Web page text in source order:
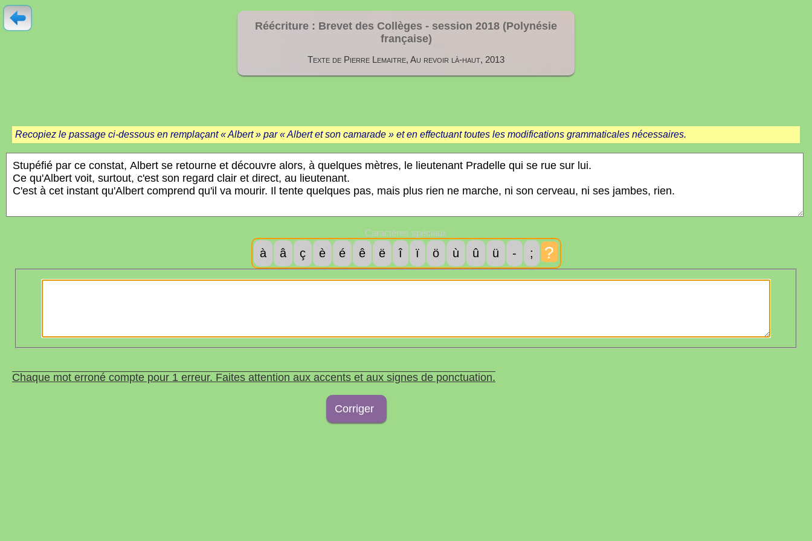
Réécriture : Brevet des Collèges - session 2018 (Polynésie
française)
Texte de Pierre Lemaitre, Au revoir là-haut, 2013
Recopiez le passage ci-dessous en remplaçant « Albert » par « Albert et son camarade » et en effectuant toutes les modifications grammaticales nécessaires.
Caractères spéciaux
à â ç è é ê ë î ï ö ù û ü - ; ?
Chaque mot erroné compte pour 1 erreur. Faites attention aux accents et aux signes de ponctuation.